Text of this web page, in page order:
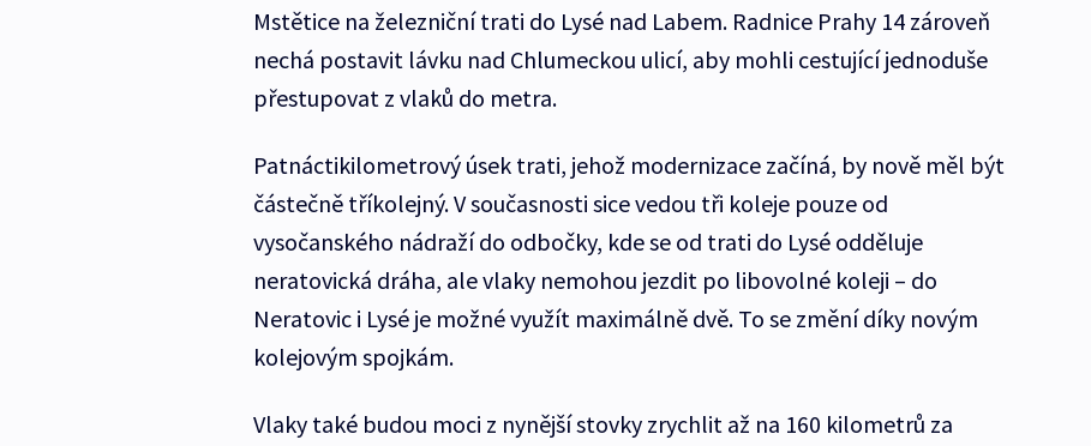
Mstětice na železniční trati do Lysé nad Labem. Radnice Prahy 14 zároveň
nechá postavit lávku nad Chlumeckou ulicí, aby mohli cestující jednoduše
přestupovat z vlaků do metra.
Patnáctikilometrový úsek trati, jehož modernizace začíná, by nově měl být
částečně tříkolejný. V současnosti sice vedou tři koleje pouze od
vysočanského nádraží do odbočky, kde se od trati do Lysé odděluje
neratovická dráha, ale vlaky nemohou jezdit po libovolné koleji – do
Neratovic i Lysé je možné využít maximálně dvě. To se změní díky novým
kolejovým spojkám.
Vlaky také budou moci z nynější stovky zrychlit až na 160 kilometrů za